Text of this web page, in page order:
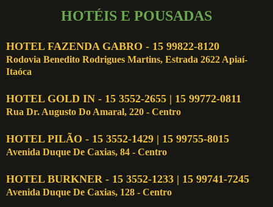
HOTÉIS E POUSADAS
HOTEL FAZENDA GABRO - 15 99822-8120
Rodovia Benedito Rodrigues Martins, Estrada 2622 Apiaí-
Itaóca
HOTEL GOLD IN - 15 3552-2655 | 15 99772-0811
Rua Dr. Augusto Do Amaral, 220 - Centro
HOTEL PILÃO - 15 3552-1429 | 15 99755-8015
Avenida Duque De Caxias, 84 - Centro
HOTEL BURKNER - 15 3552-1233 | 15 99741-7245
Avenida Duque De Caxias, 128 - Centro